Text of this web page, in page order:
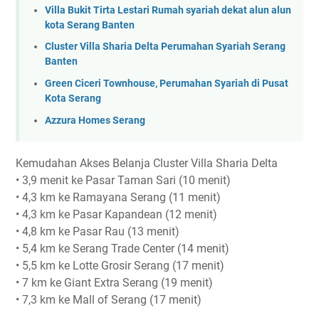
Villa Bukit Tirta Lestari Rumah syariah dekat alun alun
kota Serang Banten
Cluster Villa Sharia Delta Perumahan Syariah Serang
Banten
Green Ciceri Townhouse, Perumahan Syariah di Pusat
Kota Serang
Azzura Homes Serang
Kemudahan Akses Belanja Cluster Villa Sharia Delta
• 3,9 menit ke Pasar Taman Sari (10 menit)
• 4,3 km ke Ramayana Serang (11 menit)
• 4,3 km ke Pasar Kapandean (12 menit)
• 4,8 km ke Pasar Rau (13 menit)
• 5,4 km ke Serang Trade Center (14 menit)
• 5,5 km ke Lotte Grosir Serang (17 menit)
• 7 km ke Giant Extra Serang (19 menit)
• 7,3 km ke Mall of Serang (17 menit)